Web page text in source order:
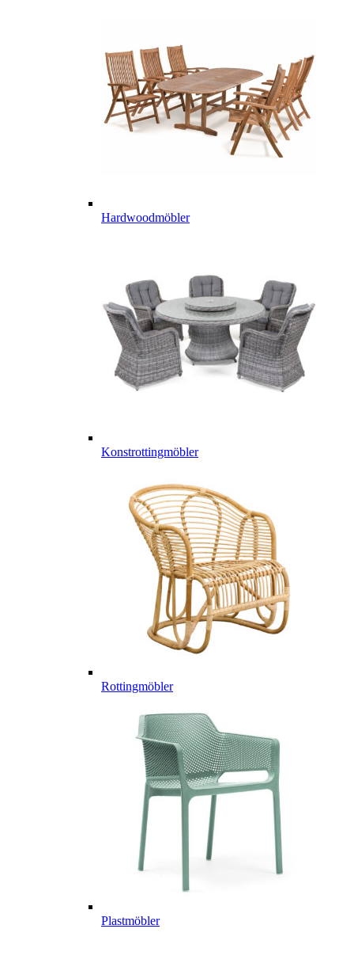
Hardwoodmöbler
Konstrottingmöbler
Rottingmöbler
Plastmöbler